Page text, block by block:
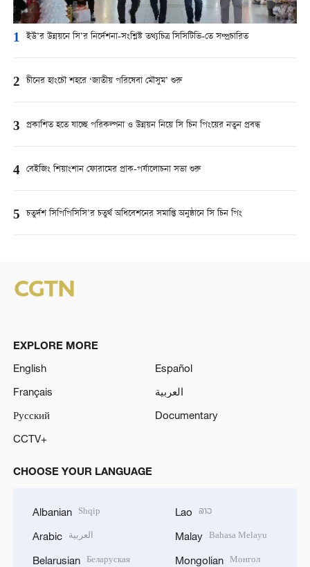
1 ইউ’র উন্নয়নে সি’র নির্দেশনা-সংশ্লিষ্ট তথ্যচিত্র সিসিটিভি-তে সম্প্রচারিত
2 চীনের হাংচৌ শহরে ‘জাতীয় পরিষেবা মৌসুম’ শুরু
3 প্রকাশিত হতে যাচ্ছে পরিকল্পনা ও উন্নয়ন নিয়ে সি চিন পিংয়ের নতুন প্রবন্ধ
4 বেইজিং শিয়াংশান ফোরামের প্রাক-পর্যালোচনা সভা শুরু
5 চতুর্দশ সিপিপিসিসি’র চতুর্থ অধিবেশনের সমাপ্তি অনুষ্ঠানে সি চিন পিং
EXPLORE MORE
English
Español
Français
العربية
Русский
Documentary
CCTV+
CHOOSE YOUR LANGUAGE
Albanian Shqip
Arabic العربية
Belarusian Беларуская
Lao ລາວ
Malay Bahasa Melayu
Mongolian Монгол